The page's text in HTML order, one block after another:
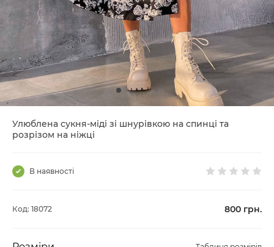
Улюблена сукня-міді зі шнурівкою на спинці та
розрізом на ніжці
В наявності
Код: 18072 800 грн.